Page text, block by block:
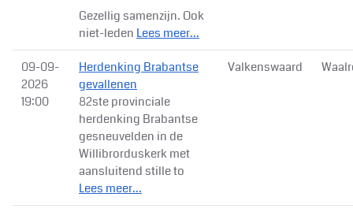
Gezellig samenzijn. Ook
niet-leden Lees meer...
09-09-
2026
19:00
Herdenking Brabantse
gevallenen
82ste provinciale
herdenking Brabantse
gesneuvelden in de
Willibrorduskerk met
aansluitend stille to
Lees meer...
Valkenswaard